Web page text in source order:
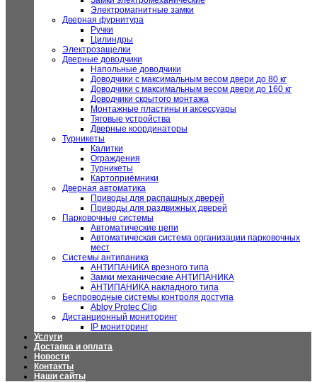
Электромагнитные замки
Дверная фурнитура
Ручки
Цилиндры
Электрозащелки
Дверные доводчики
Напольные доводчики
Доводчики с максимальным весом двери до 80 кг
Доводчики с максимальным весом двери до 160 кг
Доводчики скрытого монтажа
Монтажные пластины и аксессуары
Тяговые устройства
Дверные координаторы
Турникеты
Калитки
Ограждения
Турникеты
Картоприёмники
Дверная автоматика
Приводы для распашных дверей
Приводы для раздвижных дверей
Парковочные системы
Автоматические цепи
Автоматическая система организации парковочных
мест
Системы антипаника
АНТИПАНИКА врезного типа
Замки механические АНТИПАНИКА
АНТИПАНИКА накладного типа
Беспроводные системы контроля доступа
Abloy Protec Cliq
Дистанционный мониторинг
IP мониторинг
Услуги
Доставка и оплата
Новости
Контакты
Наши сайты